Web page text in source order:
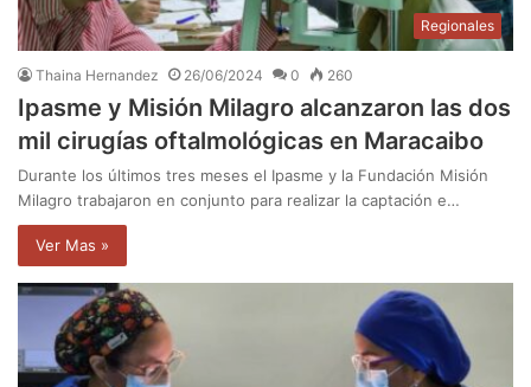
Regionales
Thaina Hernandez 26/06/2024 0 260
Ipasme y Misión Milagro alcanzaron las dos
mil cirugías oftalmológicas en Maracaibo
Durante los últimos tres meses el Ipasme y la Fundación Misión
Milagro trabajaron en conjunto para realizar la captación e…
Ver Mas »